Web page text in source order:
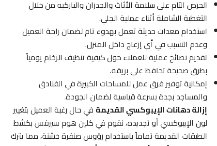
الحرص التام على سلامة الأثاث والجدران والباركيه من خلال
التغطية الشاملة أثناء عملية الجلي.
استخدام معدات حديثة تعمل بهدوء تام لضمان راحة العميل
وعدم التسبب في أي إزعاج داخل المنزل.
تقديم نصائح عملية للعملاء حول كيفية تنظيف الرخام يومياً
بطرق صحيحة تحافظ على بريقه.
إمكانية توفير فرق عمل للمساحات الكبيرة في الفنادق
والمساجد بجدة بسرعة قياسية لضمان الجودة.
إزالة دهانات الإيبوكسي القديمةفي حال رغبة العميل بتغيير
لون الإيبوكسي أو تجديده، نقوم في كلين هوم سيرفس بكشط
الطبقات القديمة تماماً باستخدام رؤوس صنفرة خشنة، مما يترك